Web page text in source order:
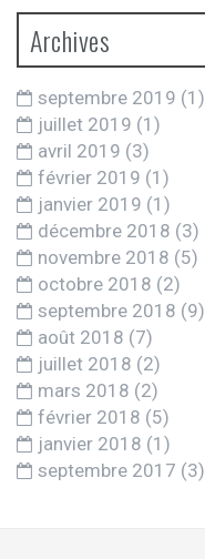
Archives
septembre 2019 (1)
juillet 2019 (1)
avril 2019 (3)
février 2019 (1)
janvier 2019 (1)
décembre 2018 (3)
novembre 2018 (5)
octobre 2018 (2)
septembre 2018 (9)
août 2018 (7)
juillet 2018 (2)
mars 2018 (2)
février 2018 (5)
janvier 2018 (1)
septembre 2017 (3)